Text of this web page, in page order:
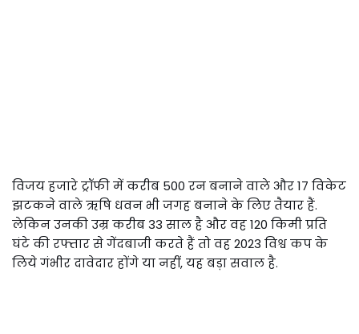
विजय हजारे ट्रॉफी में करीब 500 रन बनाने वाले और 17 विकेट
झटकने वाले ऋषि धवन भी जगह बनाने के लिए तैयार हैं.
लेकिन उनकी उम्र करीब 33 साल है और वह 120 किमी प्रति
घंटे की रफ्तार से गेंदबाजी करते हैं तो वह 2023 विश्व कप के
लिये गंभीर दावेदार होंगे या नहीं, यह बड़ा सवाल है.